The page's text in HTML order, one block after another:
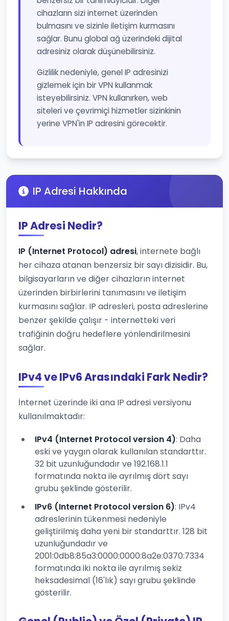
cihazların sizi internet üzerinden
bulmasını ve sizinle iletişim kurmasını
sağlar. Bunu global ağ üzerindeki dijital
adresiniz olarak düşünebilirsiniz.
Gizlilik nedeniyle, genel IP adresinizi
gizlemek için bir VPN kullanmak
isteyebilirsiniz. VPN kullanırken, web
siteleri ve çevrimiçi hizmetler sizinkinin
yerine VPN'in IP adresini görecektir.
IP Adresi Hakkında
IP Adresi Nedir?
IP (Internet Protocol) adresi, internete bağlı
her cihaza atanan benzersiz bir sayı dizisidir. Bu,
bilgisayarların ve diğer cihazların internet
üzerinden birbirlerini tanımasını ve iletişim
kurmasını sağlar. IP adresleri, posta adreslerine
benzer şekilde çalışır - internetteki veri
trafiğinin doğru hedeflere yönlendirilmesini
sağlar.
IPv4 ve IPv6 Arasındaki Fark Nedir?
İnternet üzerinde iki ana IP adresi versiyonu
kullanılmaktadır:
IPv4 (Internet Protocol version 4): Daha
eski ve yaygın olarak kullanılan standarttır.
32 bit uzunluğundadır ve 192.168.1.1
formatında nokta ile ayrılmış dört sayı
grubu şeklinde gösterilir.
IPv6 (Internet Protocol version 6): IPv4
adreslerinin tükenmesi nedeniyle
geliştirilmiş daha yeni bir standarttır. 128 bit
uzunluğundadır ve
2001:0db8:85a3:0000:0000:8a2e:0370:7334
formatında iki nokta ile ayrılmış sekiz
heksadesimal (16'lık) sayı grubu şeklinde
gösterilir.